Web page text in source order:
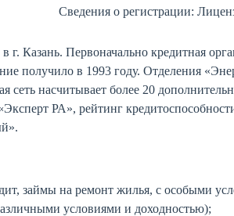
Сведения о регистрации:
Казань. Первоначально кредитная
получило в 1993 году. Отделения
сеть насчитывает более 20
РА», рейтинг
займы на ремонт жилья, с особыми
условиями и доходностью);